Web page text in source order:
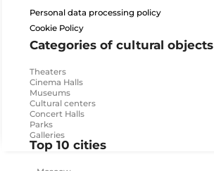
Personal data processing policy
Cookie Policy
Categories of cultural objects
Theaters
Cinema Halls
Museums
Cultural centers
Concert Halls
Parks
Galleries
Top 10 cities